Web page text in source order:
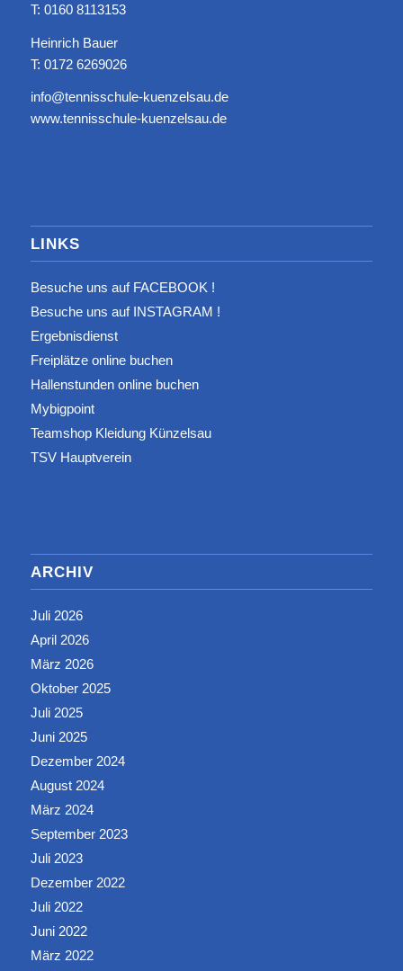
T: ‭0160 8113153‬
Heinrich Bauer
T: 0172 6269026
info@tennisschule-kuenzelsau.de
www.tennisschule-kuenzelsau.de
LINKS
Besuche uns auf FACEBOOK !
Besuche uns auf INSTAGRAM !
Ergebnisdienst
Freiplätze online buchen
Hallenstunden online buchen
Mybigpoint
Teamshop Kleidung Künzelsau
TSV Hauptverein
ARCHIV
Juli 2026
April 2026
März 2026
Oktober 2025
Juli 2025
Juni 2025
Dezember 2024
August 2024
März 2024
September 2023
Juli 2023
Dezember 2022
Juli 2022
Juni 2022
März 2022